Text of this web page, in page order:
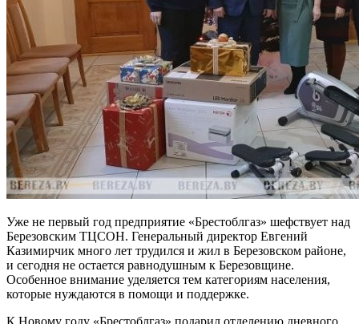
Уже не первый год предприятие «Брестоблгаз» шефствует над
Березовским ТЦСОН. Генеральный директор Евгений
Казимирчик много лет трудился и жил в Березовском районе,
и сегодня не остается равнодушным к Березовщине.
Особенное внимание уделяется тем категориям населения,
которые нуждаются в помощи и поддержке.
К Новому году «Брестоблгаз» подарил отделению дневного